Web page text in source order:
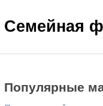
Семейная
Популярные